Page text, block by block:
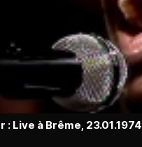
: Live à Brême, 23.01.1974